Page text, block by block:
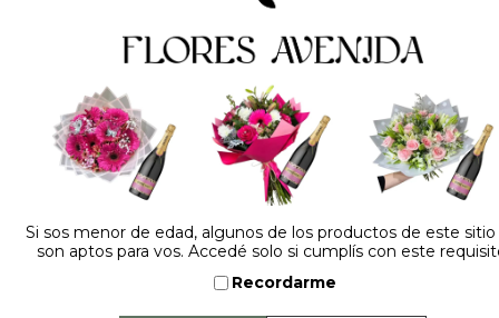
Si sos menor de edad, algunos de los productos de este
son aptos para vos. Accedé solo si cumplís con este
Recordarme